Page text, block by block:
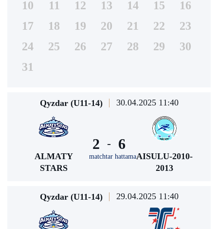
10
11 12 13 14 15
16
17
18 19 20 21 22
23
24
25 26 27 28 29
30
31
Qyzdar (U11-14) 30.04.2025 11:40
ALMATY
STARS
2 -
matchtar hattama
6
AISULU-2010-
2013
Qyzdar (U11-14) 29.04.2025 11:40